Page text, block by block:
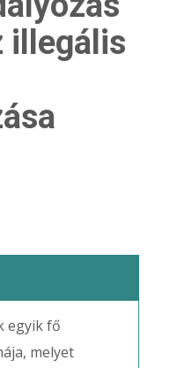
illegális
egyik fő
melyet